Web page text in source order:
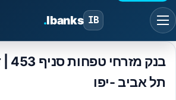
IB
Ibanks
.
תל אביב -יפו